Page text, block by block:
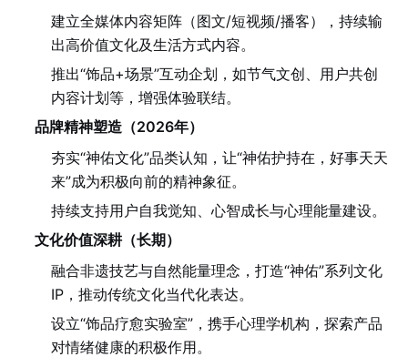
建立全媒体内容矩阵（图文/短视频/播客），持续输
出高价值文化及生活方式内容。
推出“饰品+场景”互动企划，如节气文创、用户共创
内容计划等，增强体验联结。
品牌精神塑造（2026年）
夯实“神佑文化”品类认知，让“神佑护持在，好事天天
来”成为积极向前的精神象征。
持续支持用户自我觉知、心智成长与心理能量建设。
文化价值深耕（长期）
融合非遗技艺与自然能量理念，打造“神佑”系列文化
IP，推动传统文化当代化表达。
设立“饰品疗愈实验室”，携手心理学机构，探索产品
对情绪健康的积极作用。